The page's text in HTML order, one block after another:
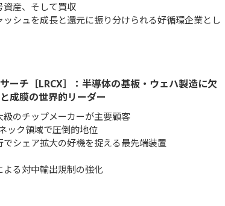
産、そして買収
シュを成長と還元に振り分けられる好循環企業とし
ーチ［LRCX］：半導体の基板・ウェハ製造に欠
成膜の世界的リーダー
級のチップメーカーが主要顧客
ック領域で圧倒的地位
シェア拡大の好機を捉える最先端装置
よる対中輸出規制の強化